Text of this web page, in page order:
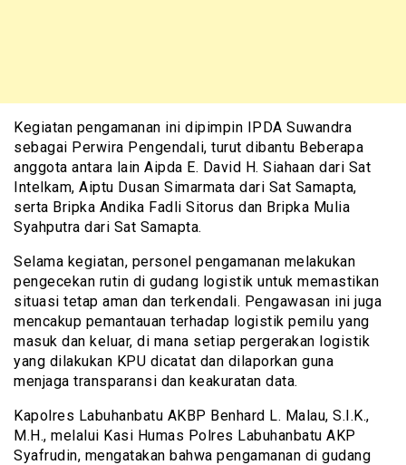
Kegiatan pengamanan ini dipimpin IPDA Suwandra
sebagai Perwira Pengendali, turut dibantu Beberapa
anggota antara lain Aipda E. David H. Siahaan dari Sat
Intelkam, Aiptu Dusan Simarmata dari Sat Samapta,
serta Bripka Andika Fadli Sitorus dan Bripka Mulia
Syahputra dari Sat Samapta.
Selama kegiatan, personel pengamanan melakukan
pengecekan rutin di gudang logistik untuk memastikan
situasi tetap aman dan terkendali. Pengawasan ini juga
mencakup pemantauan terhadap logistik pemilu yang
masuk dan keluar, di mana setiap pergerakan logistik
yang dilakukan KPU dicatat dan dilaporkan guna
menjaga transparansi dan keakuratan data.
Kapolres Labuhanbatu AKBP Benhard L. Malau, S.I.K.,
M.H., melalui Kasi Humas Polres Labuhanbatu AKP
Syafrudin, mengatakan bahwa pengamanan di gudang